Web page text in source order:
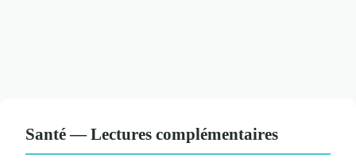
Santé — Lectures complémentaires